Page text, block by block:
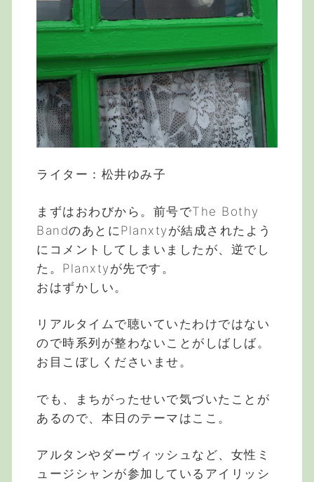
ライター：松井ゆみ子
まずはおわびから。前号でThe Bothy
BandのあとにPlanxtyが結成されたよう
にコメントしてしまいましたが、逆でし
た。Planxtyが先です。
おはずかしい。
リアルタイムで聴いていたわけではない
ので時系列が整わないことがしばしば。
お目こぼしくださいませ。
でも、まちがったせいで気づいたことが
あるので、本日のテーマはここ。
アルタンやダーヴィッシュなど、女性ミ
ュージシャンが参加しているアイリッシ